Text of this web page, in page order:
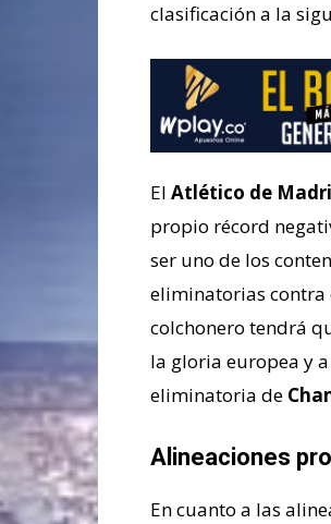
clasificación a la
El Atlético de
propio récord
ser uno de los
eliminatorias contra
colchonero tendrá
la gloria europea y
eliminatoria de
Alineaciones
En cuanto a las